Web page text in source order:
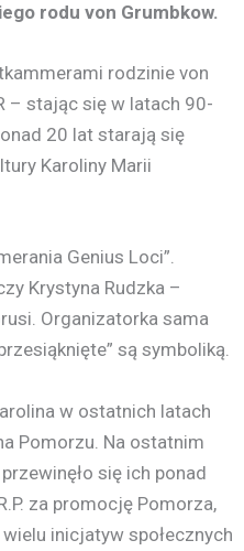
rodu von Grumbkow.
rodzinie von
– stając się w latach 90-
20 lat starają się
Karoliny Marii
Genius Loci”.
Krystyna Rudzka –
Organizatorka sama
są symboliką.
w ostatnich latach
Pomorzu. Na ostatnim
się ich ponad
za promocję Pomorza,
inicjatyw społecznych